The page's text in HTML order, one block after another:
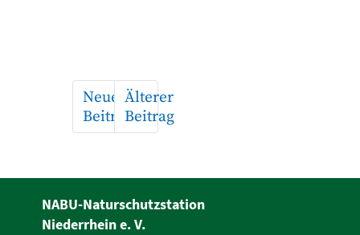
Neuerer
Beitrag
Älterer
Beitrag
NABU-Naturschutzstation
Niederrhein e. V.